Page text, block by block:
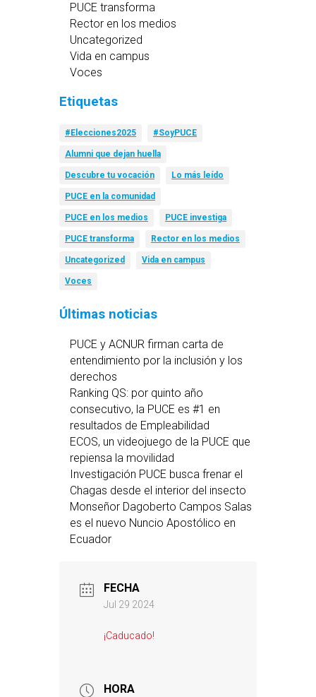
PUCE transforma
Rector en los medios
Uncategorized
Vida en campus
Voces
Etiquetas
#Elecciones2025 #SoyPUCE
Alumni que dejan huella
Descubre tu vocación Lo más leído
PUCE en la comunidad
PUCE en los medios PUCE investiga
PUCE transforma Rector en los medios
Uncategorized Vida en campus
Voces
Últimas noticias
PUCE y ACNUR firman carta de
entendimiento por la inclusión y los
derechos
Ranking QS: por quinto año
consecutivo, la PUCE es #1 en
resultados de Empleabilidad
ECOS, un videojuego de la PUCE que
repiensa la movilidad
Investigación PUCE busca frenar el
Chagas desde el interior del insecto
Monseñor Dagoberto Campos Salas
es el nuevo Nuncio Apostólico en
Ecuador
FECHA
Jul 29 2024
¡Caducado!
HORA